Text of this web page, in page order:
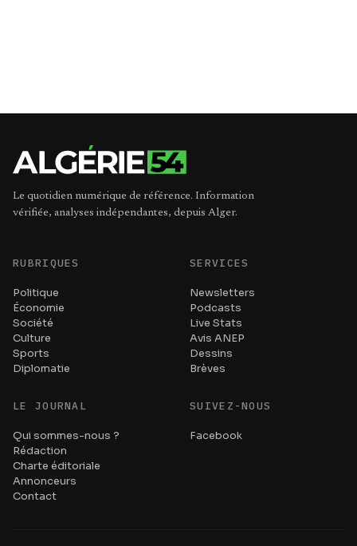
Le quotidien numérique de référence. Information
vérifiée, analyses indépendantes, depuis Alger.
RUBRIQUES
Politique
Économie
Société
Culture
Sports
Diplomatie
SERVICES
Newsletters
Podcasts
Live Stats
Avis ANEP
Dessins
Brèves
LE JOURNAL
Qui sommes-nous ?
Rédaction
Charte éditoriale
Annonceurs
Contact
SUIVEZ-NOUS
Facebook